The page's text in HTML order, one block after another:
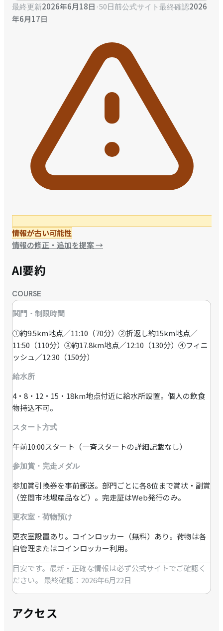
最終更新2026年6月18日 ·50日前公式サイト最終確認2026
年6月17日
情報が古い可能性
情報の修正・追加を提案→
AI要約
COURSE
関門・制限時間
①約9.5km地点／11:10（70分）②折返し約15km地点／
11:50（110分）③約17.8km地点／12:10（130分）④フィニ
ッシュ／12:30（150分）
給水所
4・8・12・15・18km地点付近に給水所設置。個人の飲食
物持込不可。
スタート方式
午前10:00スタート（一斉スタートの詳細記載なし）
参加賞・完走メダル
参加賞引換券を事前郵送。部門ごとに各8位まで賞状・副賞
（笠間市地場産品など）。完走証はWeb発行のみ。
更衣室・荷物預け
更衣室設置あり。コインロッカー（無料）あり。荷物は各
自管理またはコインロッカー利用。
目安です。最新・正確な情報は必ず公式サイトでご確認く
ださい。
最終確認：2026年6月22日
アクセス